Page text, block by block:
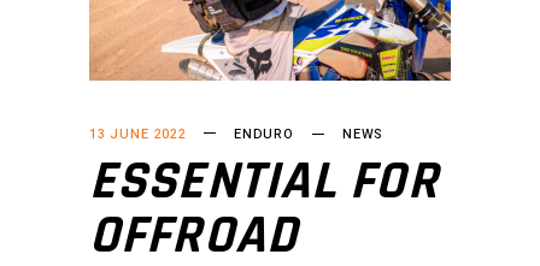
13 JUNE 2022 ENDURO NEWS
ESSENTIAL FOR
OFFROAD